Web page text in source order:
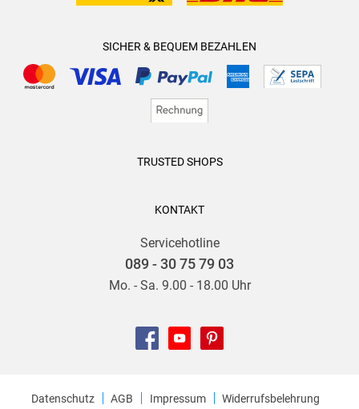
SICHER & BEQUEM BEZAHLEN
TRUSTED SHOPS
KONTAKT
Servicehotline
089 - 30 75 79 03
Mo. - Sa. 9.00 - 18.00 Uhr
Datenschutz AGB Impressum Widerrufsbelehrung